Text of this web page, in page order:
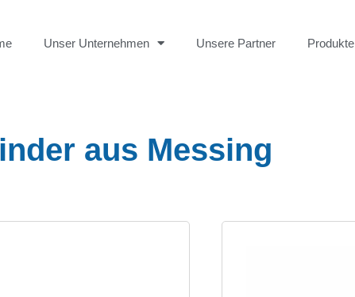
Unser Unternehmen Unsere Partner Produkte
aus Messing